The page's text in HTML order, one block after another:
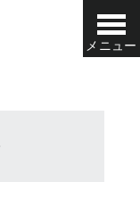
メニュー